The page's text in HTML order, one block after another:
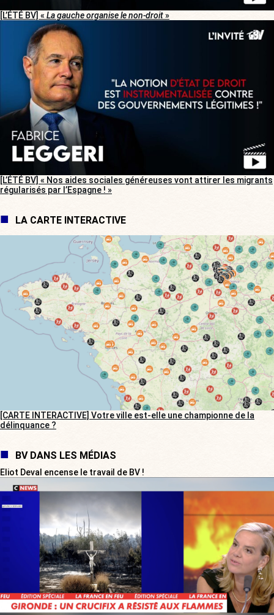
[L’ÉTÉ BV] « La gauche organise le non-droit»
[L’ÉTÉ BV] « Nos aides sociales généreuses vont attirer les migrants
régularisés par l’Espagne ! »
LA CARTE INTERACTIVE
[CARTE INTERACTIVE] Votre ville est-elle une championne de la
délinquance ?
BV DANS LES MÉDIAS
Eliot Deval encense le travail de BV !